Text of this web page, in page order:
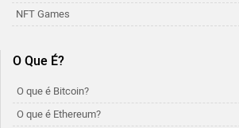
NFT Games
O Que É?
O que é Bitcoin?
O que é Ethereum?